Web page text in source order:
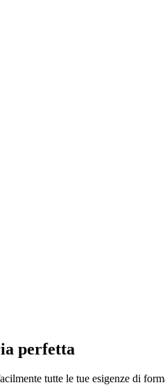
perfetta
tutte le tue esigenze di